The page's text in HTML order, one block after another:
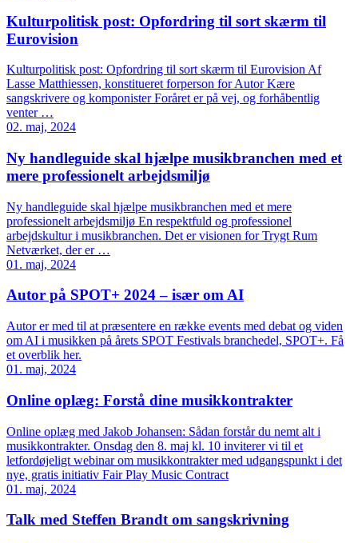
Kulturpolitisk post: Opfordring til sort skærm til
Eurovision
Kulturpolitisk post: Opfordring til sort skærm til Eurovision Af
Lasse Matthiessen, konstitueret forperson for Autor Kære
sangskrivere og komponister Foråret er på vej, og forhåbentlig
venter …
02. maj, 2024
Ny handleguide skal hjælpe musikbranchen med et
mere professionelt arbejdsmiljø
Ny handleguide skal hjælpe musikbranchen med et mere
professionelt arbejdsmiljø En respektfuld og professionel
arbejdskultur i musikbranchen. Det er visionen for Trygt Rum
Netværket, der er …
01. maj, 2024
Autor på SPOT+ 2024 – især om AI
Autor er med til at præsentere en række events med debat og viden
om AI i musikken på årets SPOT Festivals branchedel, SPOT+. Få
et overblik her.
01. maj, 2024
Online oplæg: Forstå dine musikkontrakter
Online oplæg med Jakob Johansen: Sådan forstår du nemt alt i
musikkontrakter. Onsdag den 8. maj kl. 10 inviterer vi til et
letfordøjeligt webinar om musikkontrakter med udgangspunkt i det
nye, gratis initiativ Fair Play Music Contract
01. maj, 2024
Talk med Steffen Brandt om sangskrivning